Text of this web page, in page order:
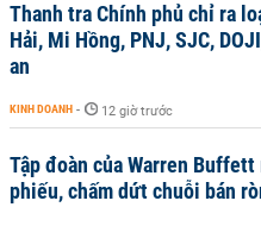
Thanh tra Chính phủ chỉ ra
Hải, Mi Hồng, PNJ, SJC,
an
KINH DOANH - 12 giờ trước
Tập đoàn của Warren Buffett
phiếu, chấm dứt chuỗi bán